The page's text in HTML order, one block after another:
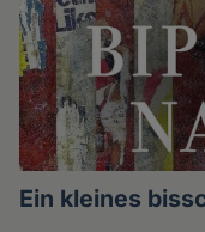
Ein kleines